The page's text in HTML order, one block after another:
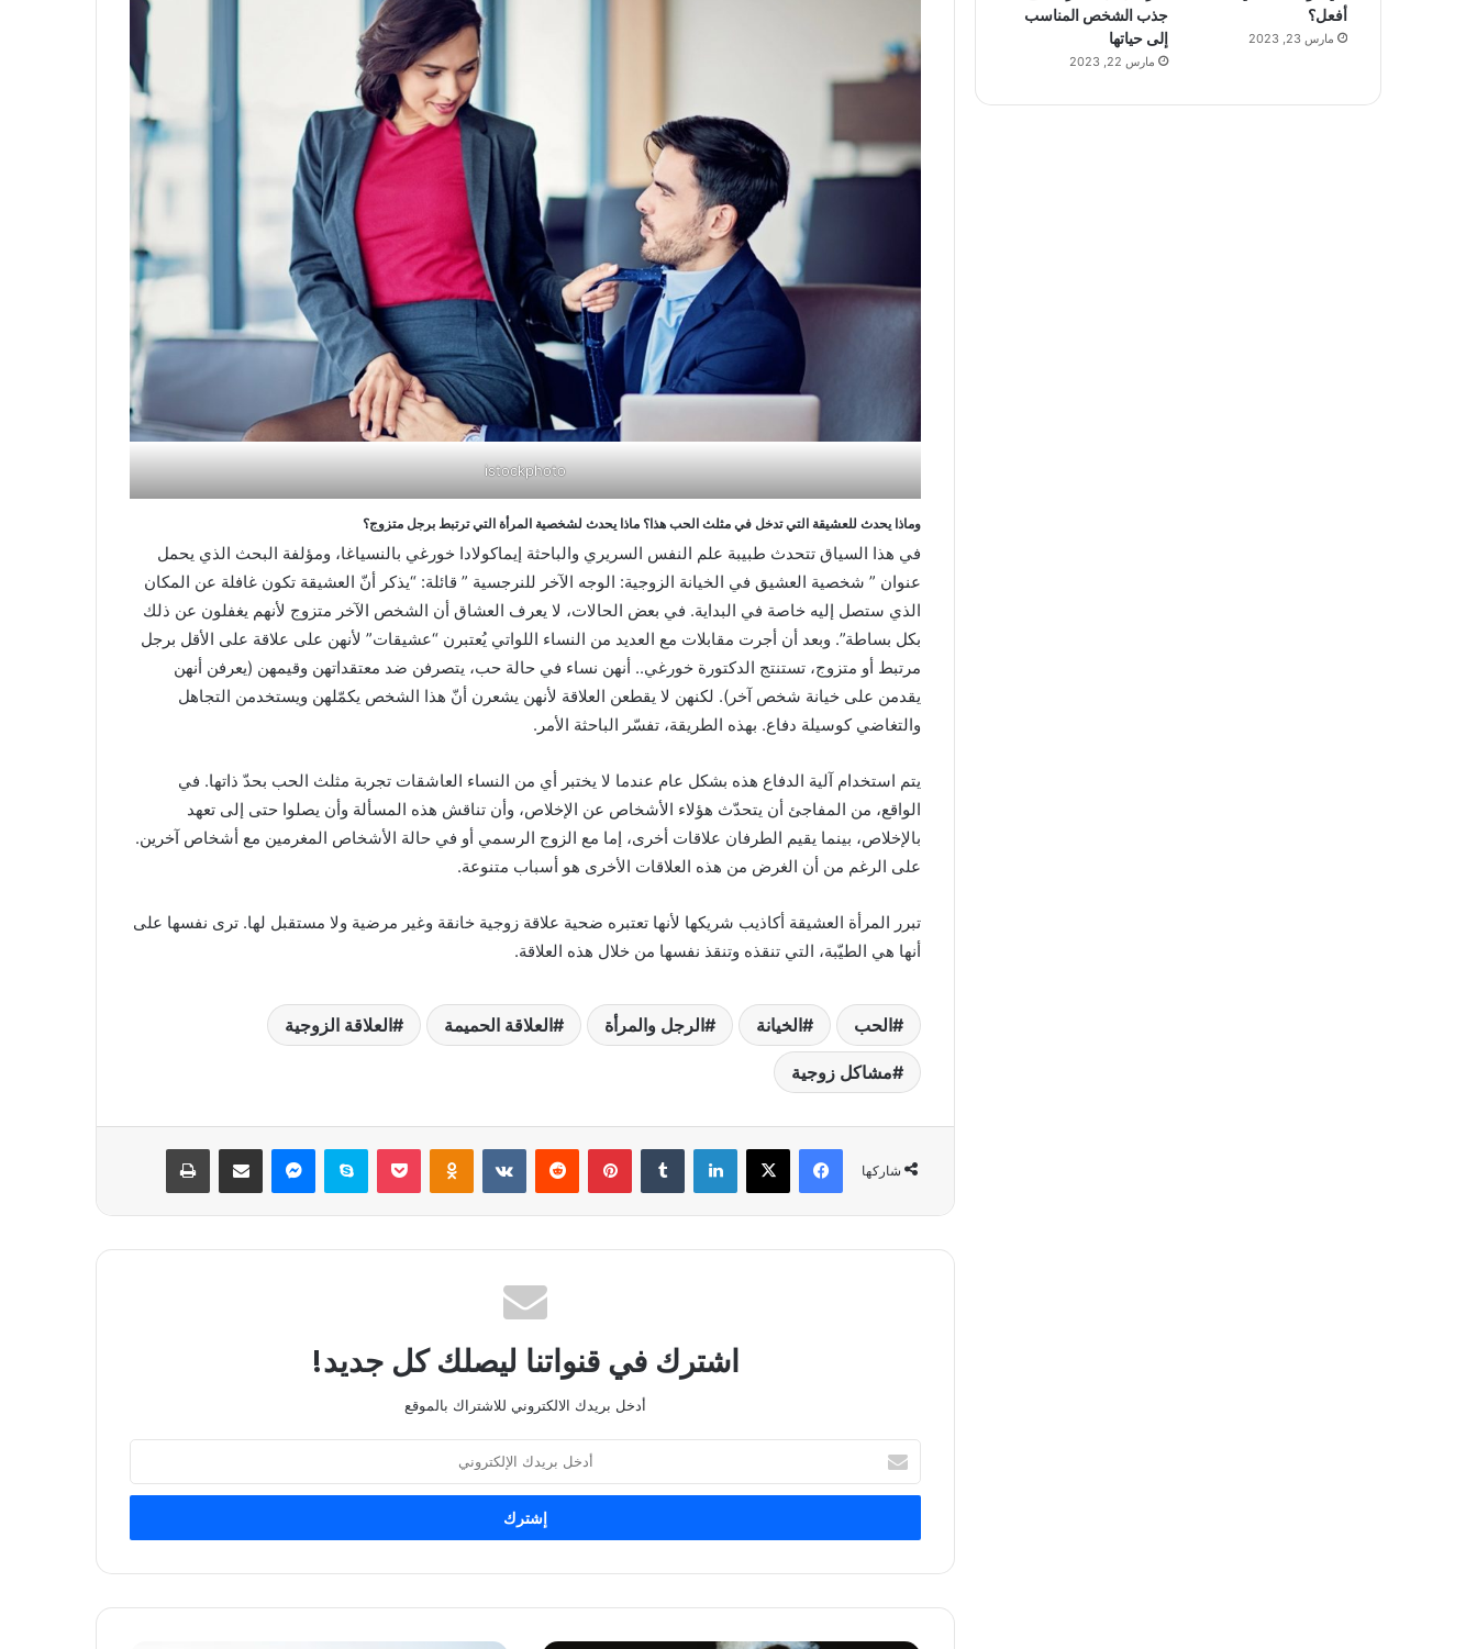
istockphoto
وماذا يحدث للعشيقة التي تدخل في مثلث الحب هذا؟ ماذا يحدث لشخصية المرأة التي ترتبط برجل متزوج؟
في هذا السياق تتحدث طبيبة علم النفس السريري والباحثة إيماكولادا خورغي بالنسياغا، ومؤلفة البحث الذي يحمل
عنوان ” شخصية العشيق في الخيانة الزوجية: الوجه الآخر للنرجسية ” قائلة: “يذكر أنّ العشيقة تكون غافلة عن المكان
الذي ستصل إليه خاصة في البداية. في بعض الحالات، لا يعرف العشاق أن الشخص الآخر متزوج لأنهم يغفلون عن ذلك
بكل بساطة”. وبعد أن أجرت مقابلات مع العديد من النساء اللواتي يُعتبرن “عشيقات” لأنهن على علاقة على الأقل برجل
مرتبط أو متزوج، تستنتج الدكتورة خورغي.. أنهن نساء في حالة حب، يتصرفن ضد معتقداتهن وقيمهن (يعرفن أنهن
يقدمن على خيانة شخص آخر). لكنهن لا يقطعن العلاقة لأنهن يشعرن أنّ هذا الشخص يكمّلهن ويستخدمن التجاهل
والتغاضي كوسيلة دفاع. بهذه الطريقة، تفسّر الباحثة الأمر.
يتم استخدام آلية الدفاع هذه بشكل عام عندما لا يختبر أي من النساء العاشقات تجربة مثلث الحب بحدّ ذاتها. في
الواقع، من المفاجئ أن يتحدّث هؤلاء الأشخاص عن الإخلاص، وأن تناقش هذه المسألة وأن يصلوا حتى إلى تعهد
بالإخلاص، بينما يقيم الطرفان علاقات أخرى، إما مع الزوج الرسمي أو في حالة الأشخاص المغرمين مع أشخاص آخرين.
على الرغم من أن الغرض من هذه العلاقات الأخرى هو أسباب متنوعة.
تبرر المرأة العشيقة أكاذيب شريكها لأنها تعتبره ضحية علاقة زوجية خانقة وغير مرضية ولا مستقبل لها. ترى نفسها على
أنها هي الطيّبة، التي تنقذه وتنقذ نفسها من خلال هذه العلاقة.
الحب الخيانة الرجل والمرأة العلاقة الحميمة العلاقة الزوجية
مشاكل زوجية
شاركها
فيسبوك X لينكدإن بينتيريست Odnoklassniki
بوكيت سكايب ماسنجر مشاركة عبر البريد طباعة
اشترك في قنواتنا ليصلك كل جديد!
أدخل بريدك الالكتروني للاشتراك بالموقع
بريدك
الإلكتروني
أفعل؟
مارس 23, 2023
جذب الشخص المناسب
إلى حياتها
مارس 22, 2023